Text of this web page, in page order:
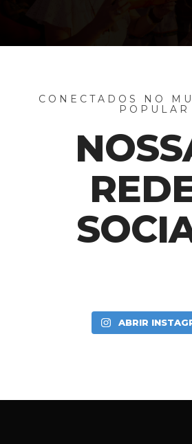
CONECTADOS NO
POPULAR
ABRIR